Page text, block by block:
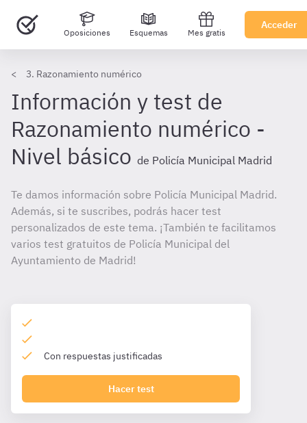
Oposiciones Esquemas Mes gratis
Acceder
3. Razonamiento numérico
Información y test de
Razonamiento numérico -
Nivel básico de Policía Municipal Madrid
Te damos información sobre Policía Municipal Madrid.
Además, si te suscribes, podrás hacer test
personalizados de este tema. ¡También te facilitamos
varios test gratuitos de Policía Municipal del
Ayuntamiento de Madrid!
Con respuestas justificadas
Hacer test